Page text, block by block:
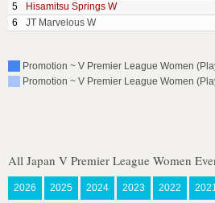
5
Hisamitsu Springs W
6
JT Marvelous W
Promotion ~ V Premier League Women
Promotion ~ V Premier League Women
All Japan V Premier League Women
2026 2025 2024 2023 2022